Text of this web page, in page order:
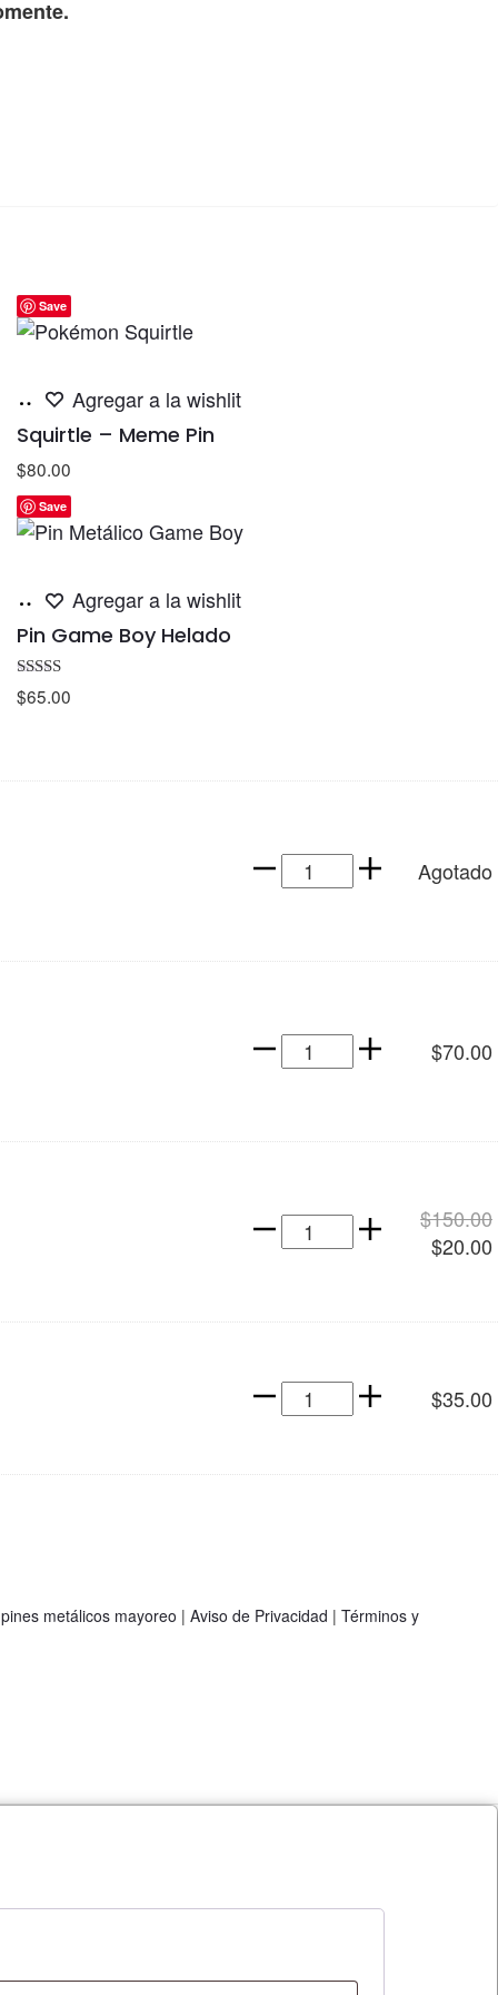
Save
Añadir
al
carrito
Agregar a la wishlit
Squirtle – Meme Pin
$80.00
Save
Añadir
al
carrito
Agregar a la wishlit
Pin Game Boy Helado
Valorado con
5.00
$65.00
Donkey
Kong
Agotado
Ash
$70.00
Akuma
Pin
$150.00
$20.00
Stickers
Pack
Bros
$35.00
pines metálicos mayoreo | Aviso de Privacidad | Términos y